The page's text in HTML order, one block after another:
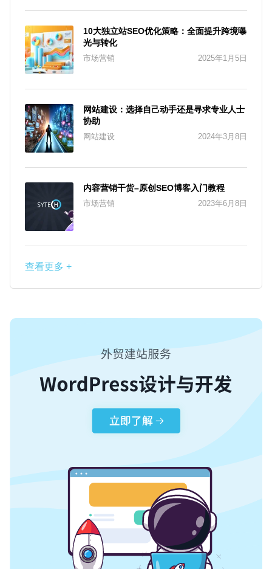
10大独立站SEO优化策略：全面提升跨境曝
光与转化
市场营销 2025年1月5日
网站建设：选择自己动手还是寻求专业人士
协助
网站建设 2024年3月8日
内容营销干货–原创SEO博客入门教程
市场营销 2023年6月8日
查看更多 +